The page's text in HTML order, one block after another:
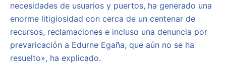
necesidades de usuarios y puertos, ha generado una
enorme litigiosidad con cerca de un centenar de
recursos, reclamaciones e incluso una denuncia por
prevaricación a Edurne Egaña, que aún no se ha
resuelto», ha explicado.